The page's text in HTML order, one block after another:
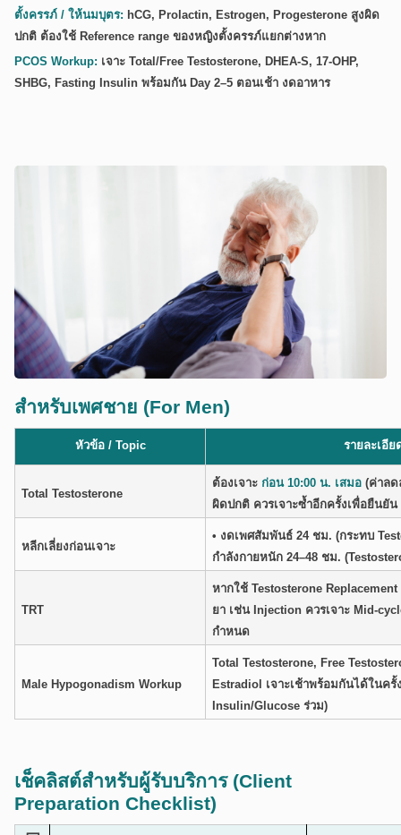
ตั้งครรภ์ / ให้นมบุตร: hCG, Prolactin, Estrogen, Progesterone สูงผิด
ปกติ ต้องใช้ Reference range ของหญิงตั้งครรภ์แยกต่างหาก
PCOS Workup: เจาะ Total/Free Testosterone, DHEA-S, 17-OHP,
SHBG, Fasting Insulin พร้อมกัน Day 2–5 ตอนเช้า งดอาหาร
สำหรับเพศชาย (For Men)
หัวข้อ / Topic รายละเอีย
Total Testosterone
ต้องเจาะ ก่อน 10:00 น. เสมอ (ค่าลด
ผิดปกติ ควรเจาะซ้ำอีกครั้งเพื่อยืนยัน
หลีกเลี่ยงก่อนเจาะ
• งดเพศสัมพันธ์ 24 ชม. (กระทบ
กำลังกายหนัก 24–48 ชม.
TRT
หากใช้ Testosterone
ยา เช่น Injection ควรเจาะ Mid-
กำหนด
Male Hypogonadism Workup
Total Testosterone, Free
Estradiol เจาะเช้าพร้อมกันได้ในค
Insulin/Glucose ร่วม)
เช็คลิสต์สำหรับผู้รับบริการ (Client
Preparation Checklist)